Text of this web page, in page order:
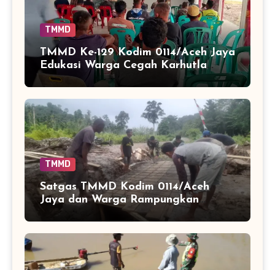
TMMD
TMMD Ke-129 Kodim 0114/Aceh Jaya
Edukasi Warga Cegah Karhutla
Lewat Penyuluhan Hukum
TMMD
Satgas TMMD Kodim 0114/Aceh
Jaya dan Warga Rampungkan
Bekisting Jembatan Titik 1